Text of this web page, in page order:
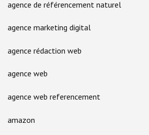
agence de référencement naturel
agence marketing digital
agence rédaction web
agence web
agence web referencement
amazon